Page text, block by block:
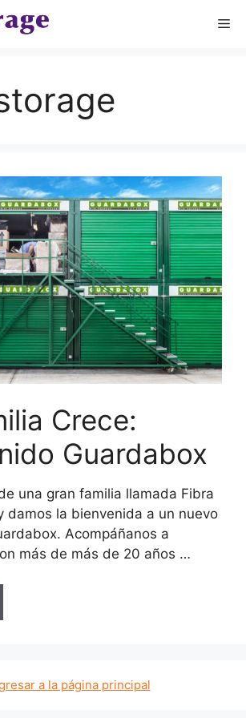
Crece:
Guardabox
una gran familia llamada Fibra
damos la bienvenida a un nuevo
Acompáñanos a
más de más de 20 años …
a la página principal